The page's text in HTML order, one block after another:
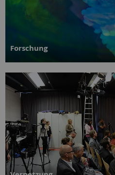
Forschung